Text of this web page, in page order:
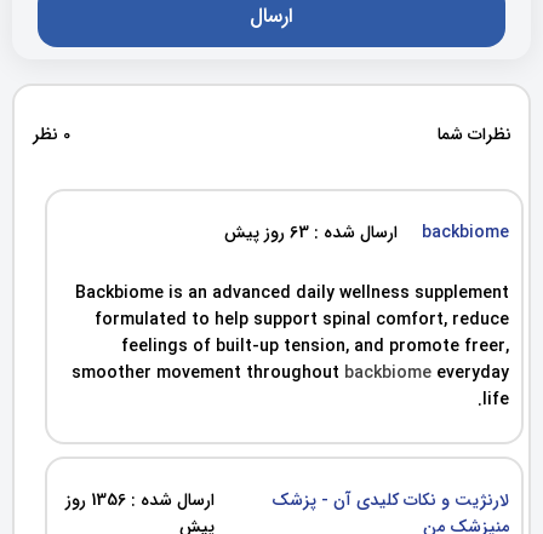
نظرات شما 0 نظر
backbiome ارسال شده : 63 روز پیش
Backbiome is an advanced daily wellness supplement
formulated to help support spinal comfort, reduce
feelings of built-up tension, and promote freer,
smoother movement throughout backbiome everyday
life.
لارنژیت و نکات کلیدی آن - پزشک
منپزشک من
ارسال شده : 1356 روز
پیش